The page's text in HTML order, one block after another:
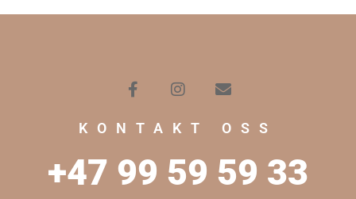
KONTAKT OSS
+47 99 59 59 33